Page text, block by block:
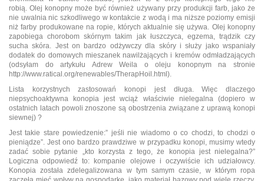
robią. Olej konopny może być również używany przy produkcji farb, jako że
nie uwalnia nic szkodliwego w kontakcie z wodą i ma niższe poziomy emisji
niż farby produkowane na ropie, których aktualnie się używa. Olej konopny
zapobiega chorobom skórnym takim jak łuszczyca, egzema, trądzik czy
sucha skóra. Jest on bardzo odżywczy dla skóry i służy jako wspaniały
dodatek do domowych mieszanek nawilżających i kremów odmładzających
(odsyłam do artykułu Adrew Weila o oleju konopnym na stronie
http://www.ratical.org/renewables/TherapHoil.html).
Lista korzystnych zastosowań konopi jest długa. Więc dlaczego
niepsychoaktywna konopia jest wciąż właściwie nielegalna (dopiero w
ostatnich latach powoli znoszone są obostrzenia związane z uprawą konopi
siewnej) ?
Jest takie stare powiedzenie:” jeśli nie wiadomo o co chodzi, to chodzi o
pieniądze”. Jest ono bardzo prawdziwe w przypadku konopi, musimy wtedy
zadać sobie pytanie „kto korzysta z tego, że konopia jest nielegalna?”
Logiczna odpowiedź to: kompanie olejowe i oczywiście ich udziałowcy.
Konopia została zdelegalizowana w tym samym czasie, w którym ropa